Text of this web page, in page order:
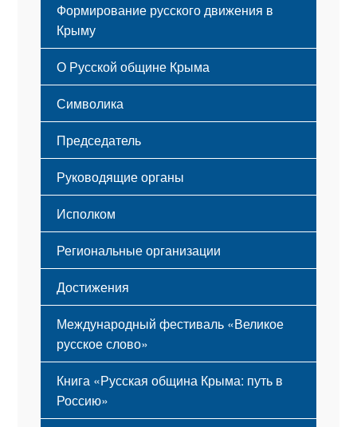
Формирование русского движения в
Крыму
Русский Крым
О Русской общине Крыма
Этапы становления
Принципы деятельности
Структура
Мероприятия
Символика
Флаг
Герб
Гимн
Председатель
Руководящие органы
Исполком
Региональные организации
Достижения
Международный фестиваль «Великое
русское слово»
Книга «Русская община Крыма: путь в
Россию»